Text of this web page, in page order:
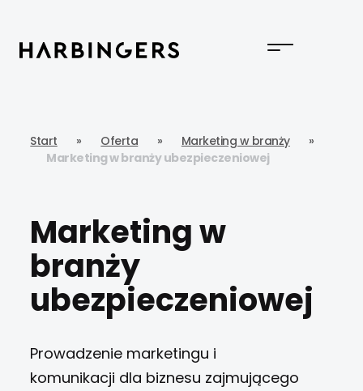
Start » Oferta » Marketing w branży
»
Marketing w branży ubezpieczeniowej
Marketing w
branży
ubezpieczeniowej
Prowadzenie marketingu i
komunikacji dla biznesu zajmującego